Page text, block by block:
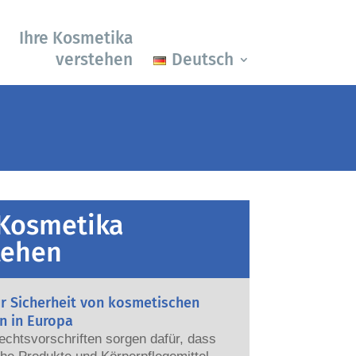
Ihre Kosmetika
verstehen
Deutsch
Sicherheit von kosmetischen
in Europa
sorgen dafür, dass